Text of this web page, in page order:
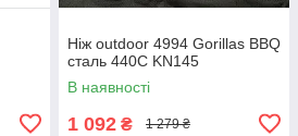
Ніж outdoor 4994 Gorillas BBQ
сталь 440С KN145
В наявності
1 092 ₴ 1 279 ₴